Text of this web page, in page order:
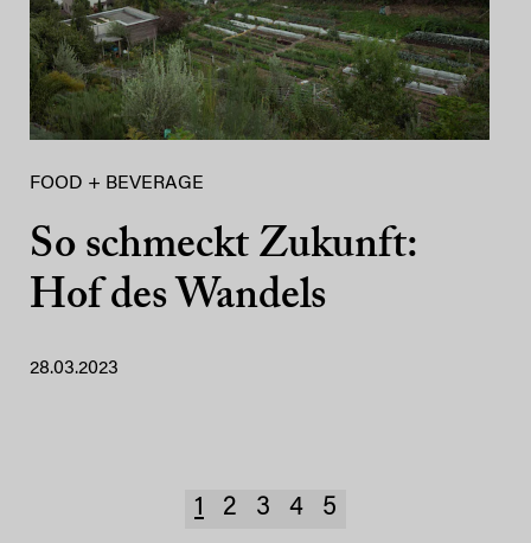
FOOD + BEVERAGE
So schmeckt Zukunft:
Hof des Wandels
28.03.2023
1 2 3 4 5